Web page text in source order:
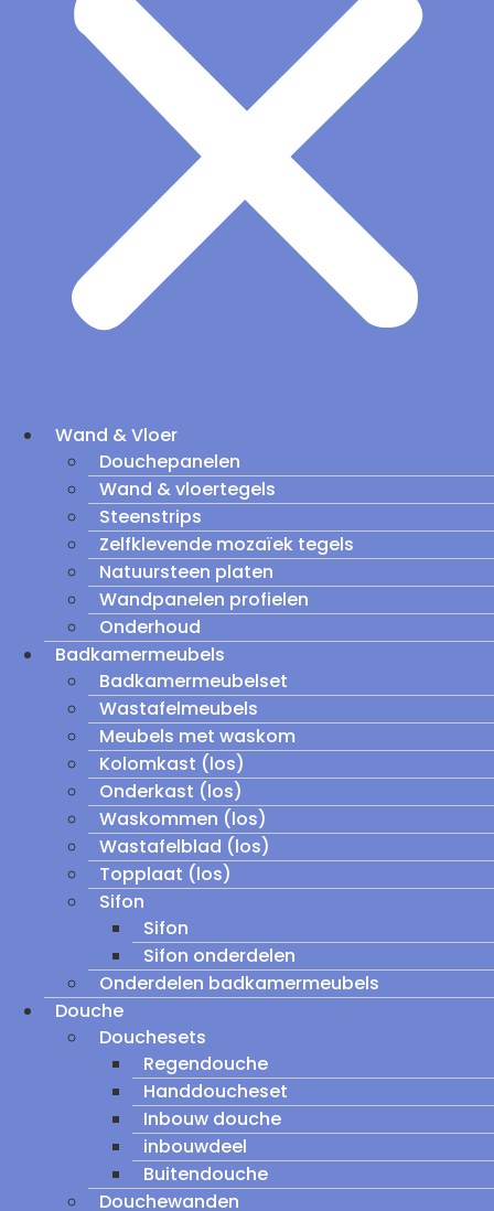
Wand & Vloer
Douchepanelen
Wand & vloertegels
Steenstrips
Zelfklevende mozaïek tegels
Natuursteen platen
Wandpanelen profielen
Onderhoud
Badkamermeubels
Badkamermeubelset
Wastafelmeubels
Meubels met waskom
Kolomkast (los)
Onderkast (los)
Waskommen (los)
Wastafelblad (los)
Topplaat (los)
Sifon
Sifon
Sifon onderdelen
Onderdelen badkamermeubels
Douche
Douchesets
Regendouche
Handdoucheset
Inbouw douche
inbouwdeel
Buitendouche
Douchewanden